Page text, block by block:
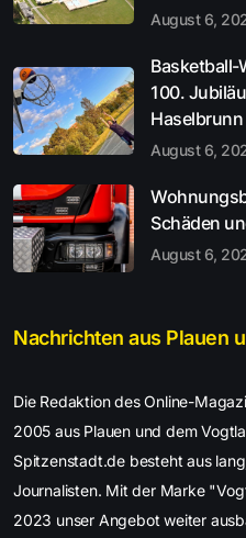
August 6,
Basketball-
100.
Haselbrunn
August 6,
Schäden
August 6,
Nachrichten aus Plauen
Die Redaktion des Online-
2005 aus Plauen und dem
Spitzenstadt.de besteht aus
Journalisten. Mit der Marke
2023 unser Angebot weiter